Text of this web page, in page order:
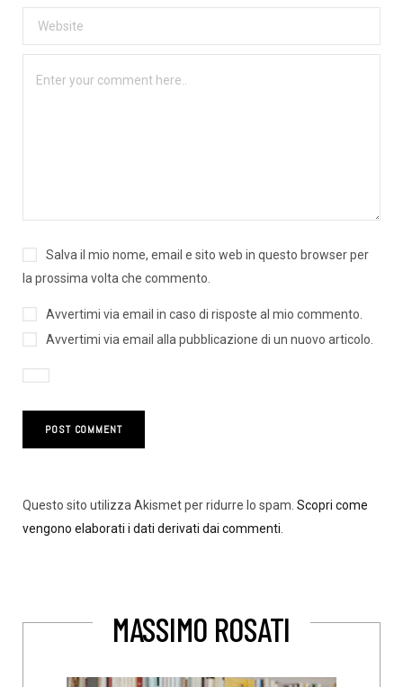
Salva il mio nome, email e sito web in questo browser per
la prossima volta che commento.
Avvertimi via email in caso di risposte al mio commento.
Avvertimi via email alla pubblicazione di un nuovo articolo.
Questo sito utilizza Akismet per ridurre lo spam. Scopri come
vengono elaborati i dati derivati dai commenti
MASSIMO ROSATI